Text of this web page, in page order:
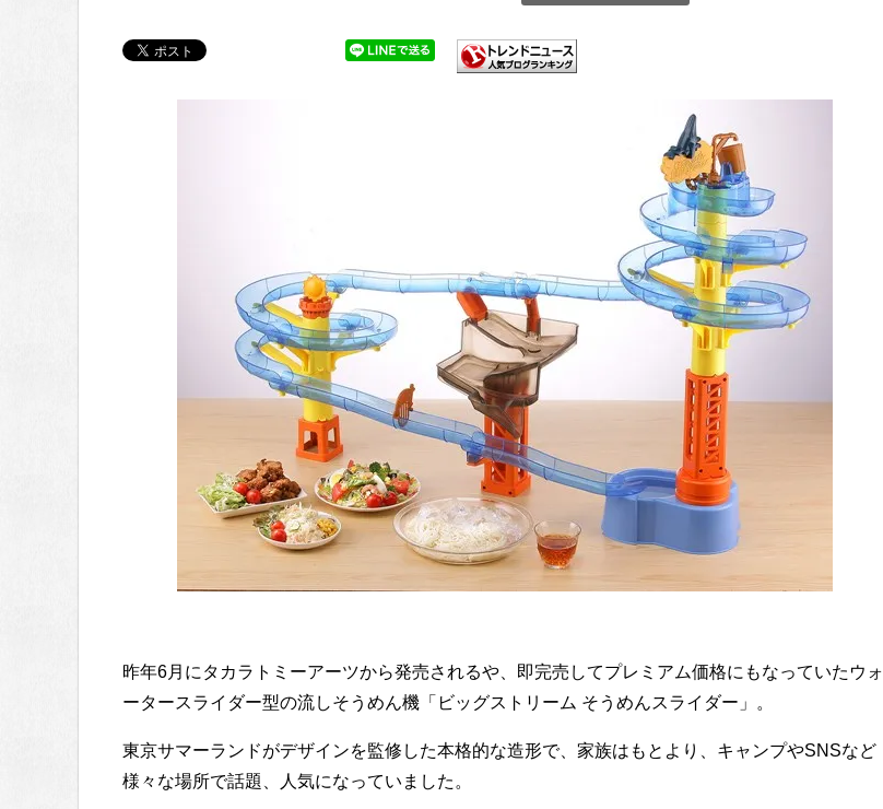
昨年6月にタカラトミーアーツから発売されるや、即完売してプレミアム価格にもなっていたウォ
ータースライダー型の流しそうめん機「ビッグストリーム そうめんスライダー」。
東京サマーランドがデザインを監修した本格的な造形で、家族はもとより、キャンプやSNSなど
様々な場所で話題、人気になっていました。